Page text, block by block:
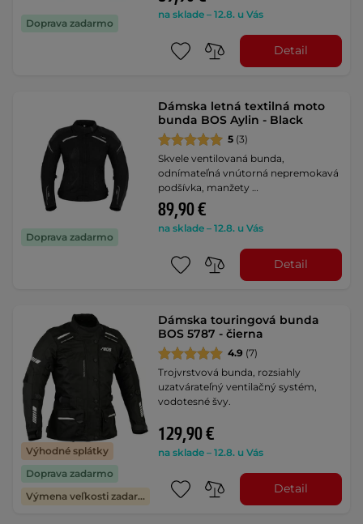
Doprava zadarmo
na sklade – 12.8. u Vás
Detail
Doprava zadarmo
Dámska letná textilná moto
bunda BOS Aylin - Black
5 (3)
Skvele ventilovaná bunda,
odnímateľná vnútorná nepremokavá
podšívka, manžety …
89,90 €
na sklade – 12.8. u Vás
Detail
Výhodné splátky
Doprava zadarmo
Výmena veľkosti zadarmo
Dámska touringová bunda
BOS 5787 - čierna
4.9 (7)
Trojvrstvová bunda, rozsiahly
uzatvárateľný ventilačný systém,
vodotesné švy.
129,90 €
na sklade – 12.8. u Vás
Detail